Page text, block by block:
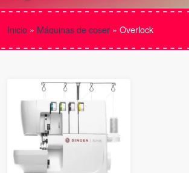
Inicio » Máquinas de coser » Overlock